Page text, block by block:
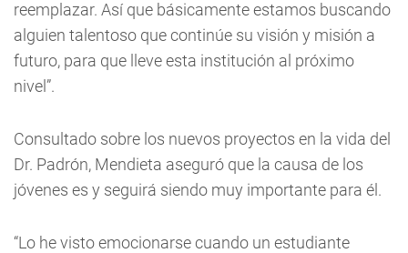
reemplazar. Así que básicamente estamos buscando
alguien talentoso que continúe su visión y misión a
futuro, para que lleve esta institución al próximo
nivel”.
Consultado sobre los nuevos proyectos en la vida del
Dr. Padrón, Mendieta aseguró que la causa de los
jóvenes es y seguirá siendo muy importante para él.
“Lo he visto emocionarse cuando un estudiante